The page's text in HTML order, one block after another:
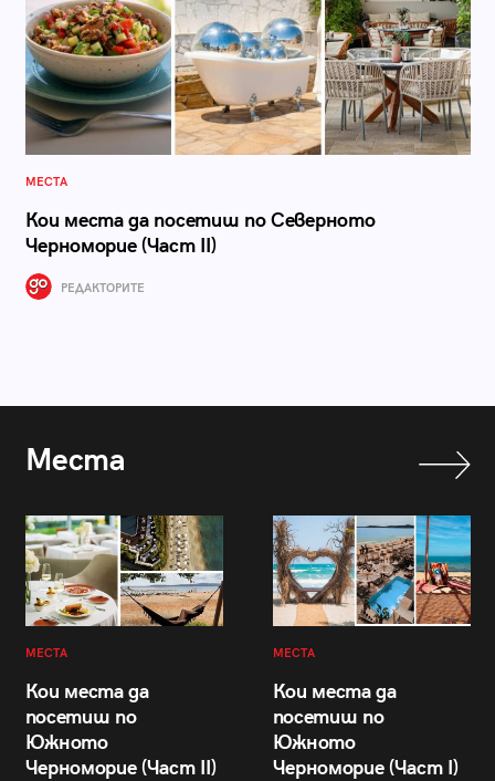
МЕСТА
Кои места да посетиш по Северното
Черноморие (Част II)
РЕДАКТОРИТЕ
Места
МЕСТА
Кои места да
посетиш по
Южното
Черноморие (Част II)
МЕСТА
Кои места да
посетиш по
Южното
Черноморие (Част I)